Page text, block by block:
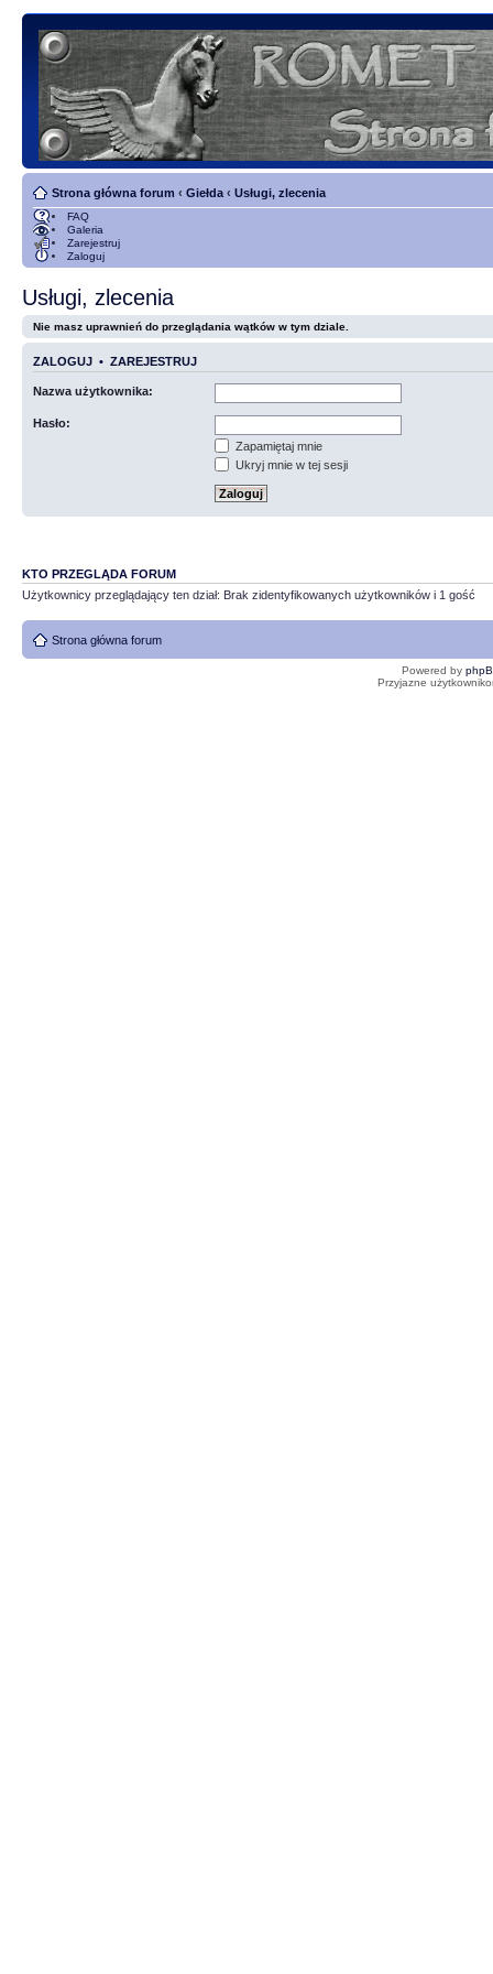
Strona główna forum ‹ Giełda ‹ Usługi, zlecenia
FAQ
Galeria
Zarejestruj
Zaloguj
Usługi, zlecenia
Nie masz uprawnień do przeglądania wątków w tym dziale.
ZALOGUJ • ZAREJESTRUJ
Nazwa użytkownika:
Hasło:
Zapamiętaj mnie
Ukryj mnie w tej sesji
KTO PRZEGLĄDA FORUM
Użytkownicy przeglądający ten dział: Brak zidentyfikowanych użytkowników i 1 gość
Strona główna forum
Powered by
Przyjazne